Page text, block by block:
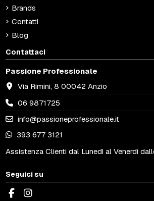
Brands
Contatti
Blog
Contattaci
Passione Professionale
Via Rimini, 8 00042 Anzio
06 9871725
info@passioneprofessionale.it
393 677 3121
Assistenza Clienti dal Lunedì al Venerdì
Seguici su